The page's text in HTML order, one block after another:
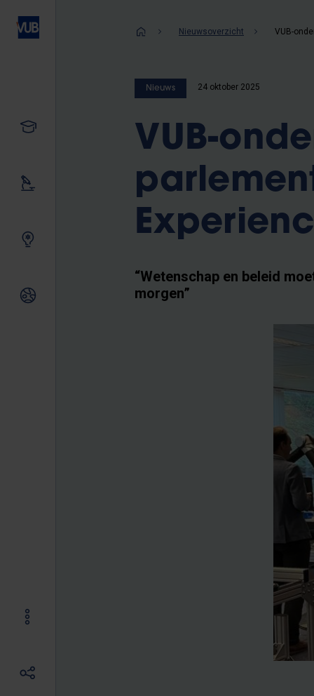
Ons onderzoek
Internationale relaties
Kruimelpad
Nieuwsoverzicht
Nieuws 24 oktober 2025
VUB-
“Wetenschap en beleid
morgen”